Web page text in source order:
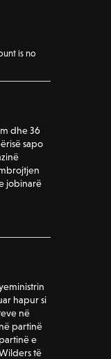
is no
dhe 36
sapo
jobinarë
hapur si
në
partinë
e
të